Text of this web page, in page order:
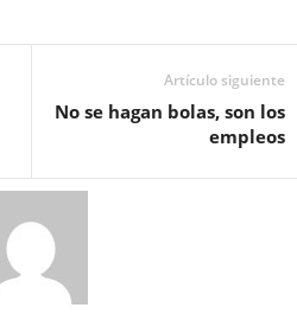
Artículo siguiente
No se hagan bolas, son los
empleos